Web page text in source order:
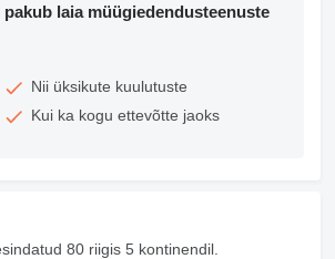
laia müügiedendusteenuste
Nii üksikute kuulutuste
Kui ka kogu ettevõtte jaoks
80 riigis 5 kontinendil.